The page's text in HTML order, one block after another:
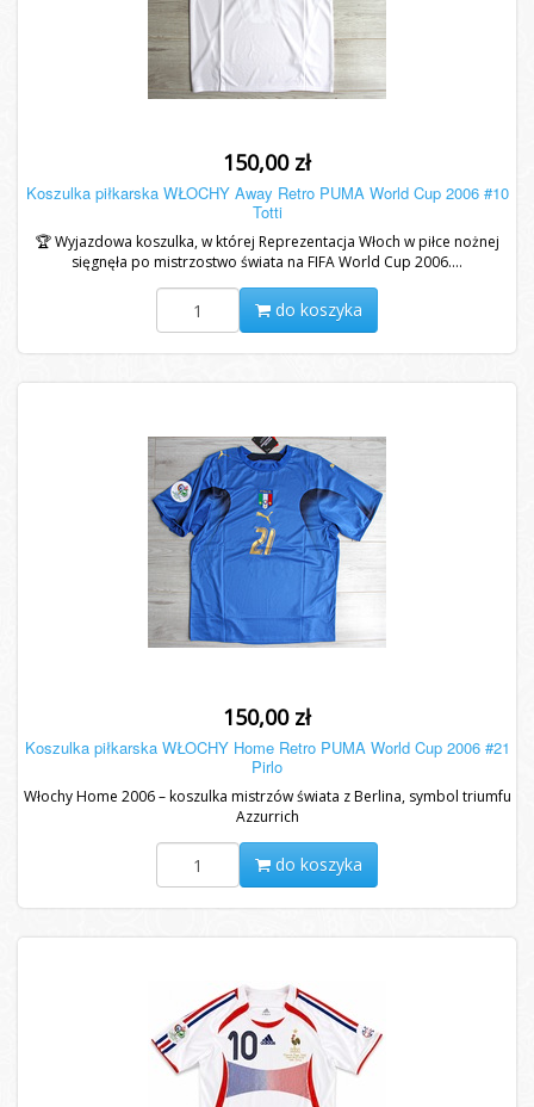
150,00 zł
Koszulka piłkarska WŁOCHY Away Retro PUMA World Cup 2006 #10
Totti
🏆 Wyjazdowa koszulka, w której Reprezentacja Włoch w piłce nożnej
sięgnęła po mistrzostwo świata na FIFA World Cup 2006....
do koszyka
150,00 zł
Koszulka piłkarska WŁOCHY Home Retro PUMA World Cup 2006 #21
Pirlo
Włochy Home 2006 – koszulka mistrzów świata z Berlina, symbol triumfu
Azzurrich
do koszyka